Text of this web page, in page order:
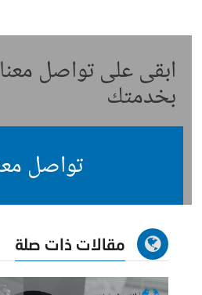
ابقى على تواصل
بخدمتك
تواصل
مقالات ذات صلة